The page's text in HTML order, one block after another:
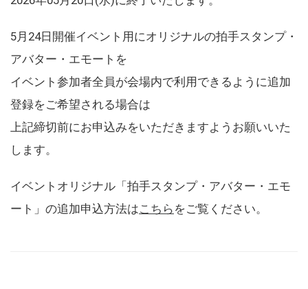
5月24日開催イベント用にオリジナルの拍手スタンプ・
アバター・エモートを
イベント参加者全員が会場内で利用できるように追加
登録をご希望される場合は
上記締切前にお申込みをいただきますようお願いいた
します。
イベントオリジナル「拍手スタンプ・アバター・エモ
ート」の追加申込方法はこちら をご覧ください。